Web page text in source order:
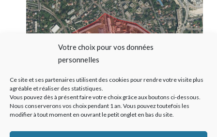
Votre choix pour vos données
personnelles
Ce site et ses partenaires utilisent des cookies pour rendre votre visite plus
agréable et réaliser des statistiques.
Vous pouvez dès à présent faire votre choix grâce aux boutons ci-dessous.
Nous conserverons vos choix pendant 1 an. Vous pouvez toutefois les
modifier à tout moment en ouvrant le petit onglet en bas du site.
FONTENAY PARADIS
L'équipe est retenue pour l'étude pour le projet de